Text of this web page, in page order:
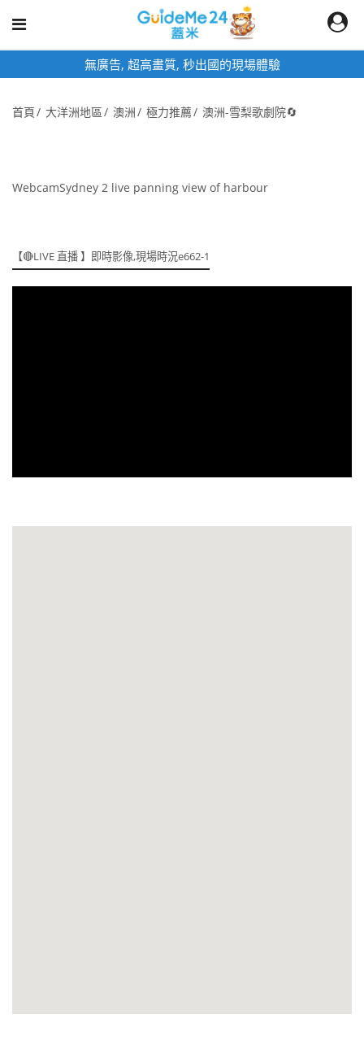
無廣告, 超高畫質, 秒出國的現場體驗
首頁 大洋洲地區 澳洲 極力推薦 澳洲-雪梨歌劇院🔄
WebcamSydney 2 live panning view of harbour
【🔴LIVE 直播 】即時影像,現場時況e662-1